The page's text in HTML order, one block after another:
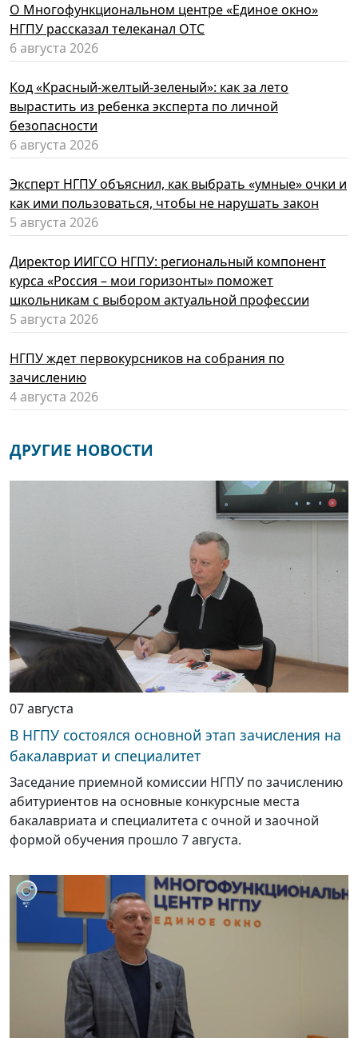
О Многофункциональном центре «Единое окно»
НГПУ рассказал телеканал ОТС
6 августа 2026
Код «Красный-желтый-зеленый»: как за лето
вырастить из ребенка эксперта по личной
безопасности
6 августа 2026
Эксперт НГПУ объяснил, как выбрать «умные» очки и
как ими пользоваться, чтобы не нарушать закон
5 августа 2026
Директор ИИГСО НГПУ: региональный компонент
курса «Россия – мои горизонты» поможет
школьникам с выбором актуальной профессии
5 августа 2026
НГПУ ждет первокурсников на собрания по
зачислению
4 августа 2026
ДРУГИЕ НОВОСТИ
07 августа
В НГПУ состоялся основной этап зачисления на
бакалавриат и специалитет
Заседание приемной комиссии НГПУ по зачислению
абитуриентов на основные конкурсные места
бакалавриата и специалитета с очной и заочной
формой обучения прошло 7 августа.